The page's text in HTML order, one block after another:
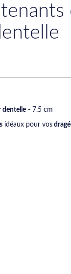
dentelle - 7.5 cm
idéaux pour vos